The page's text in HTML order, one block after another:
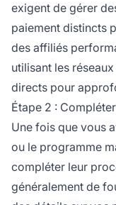
exigent de gérer
paiement distincts
des affiliés
utilisant les
directs pour
Étape 2 :
Une fois que vous
ou le programme
compléter leur
généralement de